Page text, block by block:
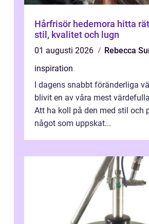
Hårfrisör hedemora hitta rätt salong för
stil, kvalitet och lugn
01 augusti 2026
Rebecca
inspiration
I dagens snabbt föränderliga
blivit en av våra mest
Att ha koll på den med stil och
något som uppskat...